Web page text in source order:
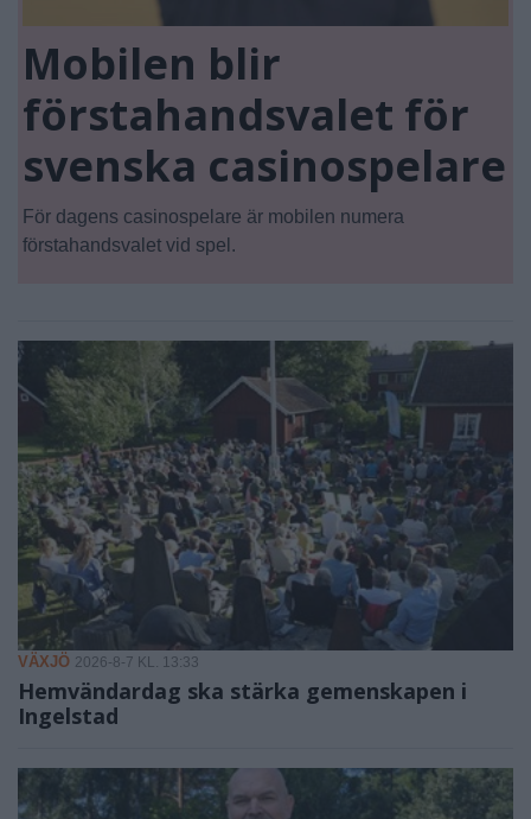
Mobilen blir
förstahandsvalet för
svenska casinospelare
För dagens casinospelare är mobilen numera
förstahandsvalet vid spel.
VÄXJÖ 2026-8-7 KL. 13:33
Hemvändardag ska stärka gemenskapen i
Ingelstad